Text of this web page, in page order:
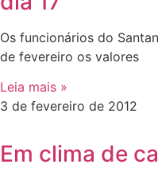
Os funcionários do
de fevereiro os valores
Leia mais »
3 de fevereiro de 2012
Em clima de